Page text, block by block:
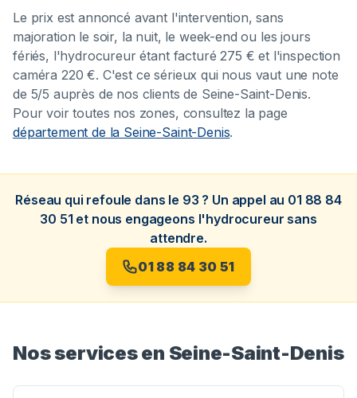
Le prix est annoncé avant l'intervention, sans
majoration le soir, la nuit, le week-end ou les jours
fériés, l'hydrocureur étant facturé 275 € et l'inspection
caméra 220 €. C'est ce sérieux qui nous vaut une note
de 5/5 auprès de nos clients de Seine-Saint-Denis.
Pour voir toutes nos zones, consultez la page
département de la Seine-Saint-Denis.
Réseau qui refoule dans le 93 ? Un appel au 01 88 84
30 51 et nous engageons l'hydrocureur sans
attendre.
01 88 84 30 51
Nos services en Seine-Saint-Denis